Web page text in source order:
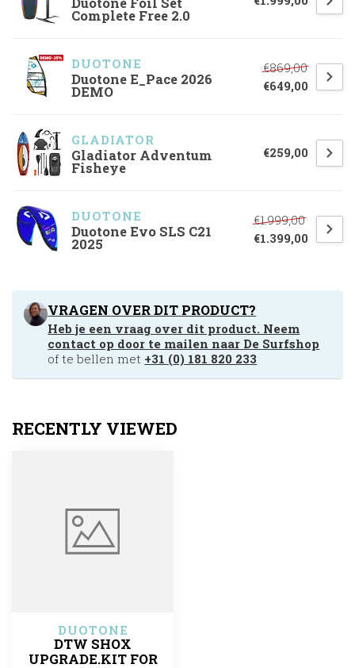
Complete Free 2.0
DUOTONE
Duotone E_Pace 2026
DEMO
€869,00
€649,00
GLADIATOR
Gladiator Adventum
Fisheye
€259,00
DUOTONE
Duotone Evo SLS C21
2025
€1.999,00
€1.399,00
VRAGEN OVER DIT PRODUCT?
Heb je een vraag over dit product. Neem
contact op door te mailen naar De Surfshop
of te bellen met +31 (0) 181 820 233
RECENTLY VIEWED
DUOTONE
DTW SHOX
UPGRADE.KIT FOR